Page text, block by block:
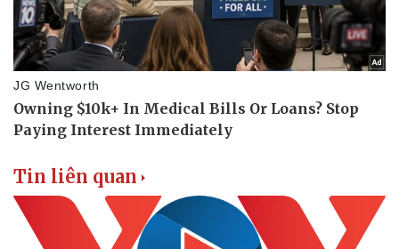
Tin liên quan